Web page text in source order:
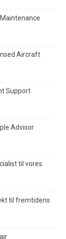
Aircraft
Support
Advisor
til vores
til fremtidens